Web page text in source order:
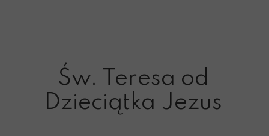
Św. Teresa od
Dzieciątka Jezus